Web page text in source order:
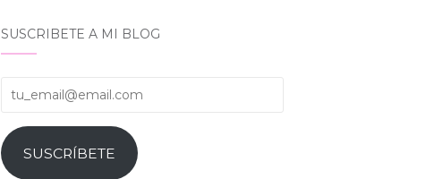
SUSCRIBETE A MI BLOG
tu_email@email.com
SUSCRÍBETE